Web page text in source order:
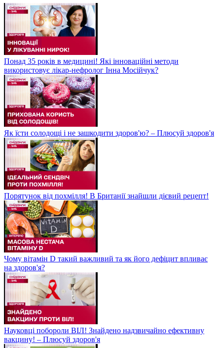
Понад 35 років в медицині! Які інноваційні методи
використовує лікар-нефролог Інна Мосійчук?
Як їсти солодощі і не зашкодити здоров'ю? – Плюсуй здоров'я
Порятунок від похмілля! В Британії знайшли дієвий рецепт!
Чому вітамін D такий важливий та як його дефіцит впливає
на здоров'я?
Науковці побороли ВІЛ! Знайдено надзвичайно ефективну
вакцину! – Плюсуй здоров'я